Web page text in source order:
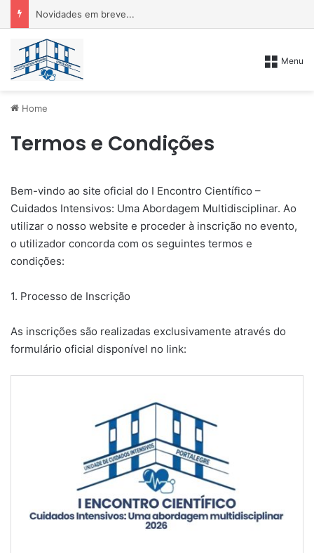
Novidades em breve...
Menu
Home
Termos e Condições
​Bem-vindo ao site oficial do I Encontro Científico –
Cuidados Intensivos: Uma Abordagem Multidisciplinar. Ao
utilizar o nosso website e proceder à inscrição no evento,
o utilizador concorda com os seguintes termos e
condições:
​1. Processo de Inscrição
​As inscrições são realizadas exclusivamente através do
formulário oficial disponível no link: